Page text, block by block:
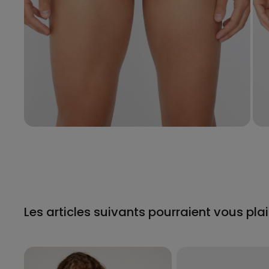
Les articles suivants pourraient vous